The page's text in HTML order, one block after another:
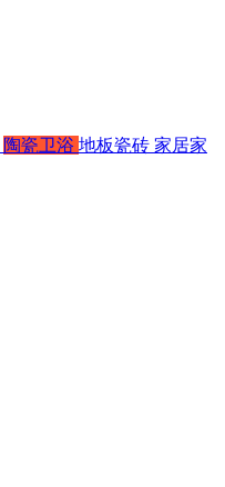
陶瓷卫浴 地板瓷砖 家居家